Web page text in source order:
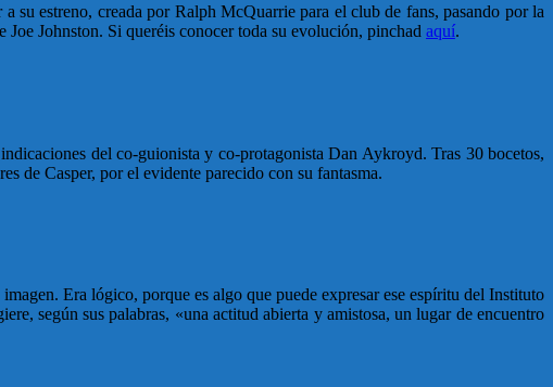
su estreno, creada por Ralph McQuarrie para el club de fans, pasando por la
Johnston. Si queréis conocer toda su evolución, pinchad aquí.
del co-guionista y co-protagonista Dan Aykroyd. Tras 30 bocetos,
de Casper, por el evidente parecido con su fantasma.
Era lógico, porque es algo que puede expresar ese espíritu del Instituto
según sus palabras, «una actitud abierta y amistosa, un lugar de encuentro